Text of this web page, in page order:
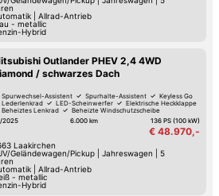
| Allrad-Antrieb
- metallic
Hybrid
Outlander PHEV 2,4 4WD
/ schwarzes Dach
Spurwechsel-Assistent Spurhalte-Assistent
Keyless Go
Lederlenkrad
LED-Scheinwerfer
Elektrische Heckklappe
Beheiztes Lenkrad
Beheizte Windschutzscheibe
2025
6.000 km 136 PS (100 kW)
€ 48.970,-
Laakirchen
Geländewagen/Pickup| Jahreswagen
5
| Allrad-Antrieb
- metallic
Hybrid